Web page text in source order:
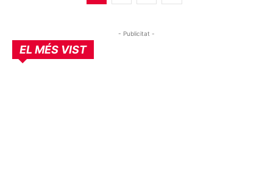
- Publicitat -
EL MÉS VIST